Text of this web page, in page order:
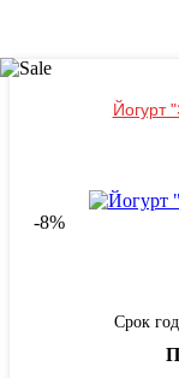
Йогурт
-8%
Срок